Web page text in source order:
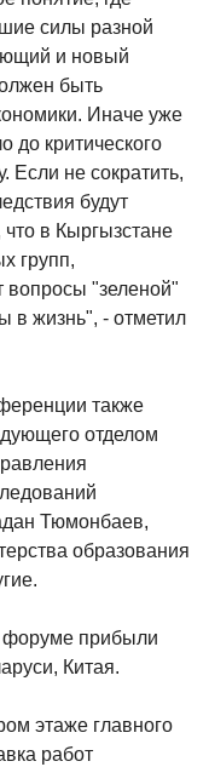
силы разной
и новый
быть
Иначе уже
до критического
Если не сократить,
будут
в Кыргызстане
групп,
вопросы "зеленой"
в жизнь", - отметил
также
отделом
Тюмонбаев,
образования
форуме прибыли
Китая.
этаже главного
работ